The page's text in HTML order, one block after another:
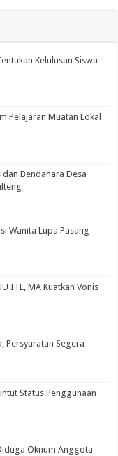
Kelulusan Siswa
Pelajaran Muatan Lokal
dan Bendahara Desa
Wanita Lupa Pasang
ITE, MA Kuatkan Vonis
Persyaratan Segera
Status Penggunaan
Oknum Anggota